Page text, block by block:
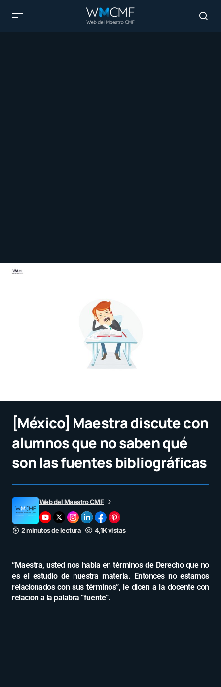
[México] Maestra discute con
alumnos que no saben qué
son las fuentes bibliográficas
Web del Maestro CMF
2 minutos de lectura 4,1K vistas
“Maestra, usted nos habla en términos de Derecho que no
es el estudio de nuestra materia. Entonces no estamos
relacionados con sus términos”, le dicen a la docente con
relación a la palabra “fuente”.